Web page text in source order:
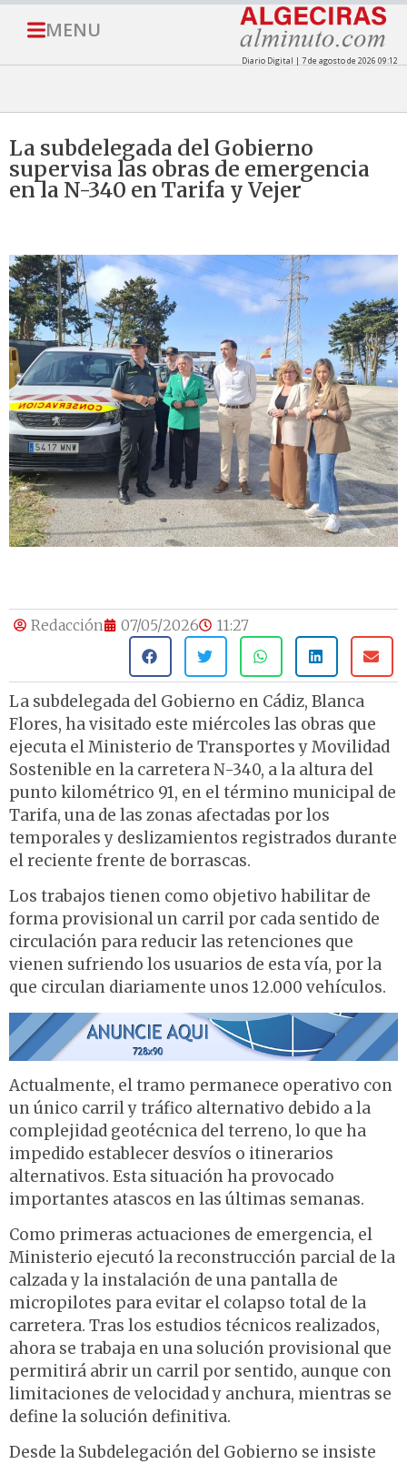
MENU
Diario Digital | 7 de agosto de 2026 09:12
La subdelegada del Gobierno
supervisa las obras de emergencia
en la N-340 en Tarifa y Vejer
Redacción 07/05/2026 11:27
La subdelegada del Gobierno en Cádiz, Blanca
Flores, ha visitado este miércoles las obras que
ejecuta el Ministerio de Transportes y Movilidad
Sostenible en la carretera N-340, a la altura del
punto kilométrico 91, en el término municipal de
Tarifa, una de las zonas afectadas por los
temporales y deslizamientos registrados durante
el reciente frente de borrascas.
Los trabajos tienen como objetivo habilitar de
forma provisional un carril por cada sentido de
circulación para reducir las retenciones que
vienen sufriendo los usuarios de esta vía, por la
que circulan diariamente unos 12.000 vehículos.
Actualmente, el tramo permanece operativo con
un único carril y tráfico alternativo debido a la
complejidad geotécnica del terreno, lo que ha
impedido establecer desvíos o itinerarios
alternativos. Esta situación ha provocado
importantes atascos en las últimas semanas.
Como primeras actuaciones de emergencia, el
Ministerio ejecutó la reconstrucción parcial de la
calzada y la instalación de una pantalla de
micropilotes para evitar el colapso total de la
carretera. Tras los estudios técnicos realizados,
ahora se trabaja en una solución provisional que
permitirá abrir un carril por sentido, aunque con
limitaciones de velocidad y anchura, mientras se
define la solución definitiva.
Desde la Subdelegación del Gobierno se insiste